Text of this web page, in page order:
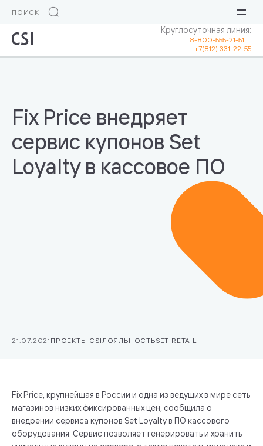
Круглосуточная линия:
8-800-555-21-51
+7(812) 331-22-55
Fix Price внедряет
сервис купонов Set
Loyalty в кассовое ПО
21.07.2021 ПРОЕКТЫ CSI ЛОЯЛЬНОСТЬSET RETAIL
Fix Price, крупнейшая в России и одна из ведущих в мире сеть
магазинов низких фиксированных цен, сообщила о
внедрении сервиса купонов Set Loyalty в ПО кассового
оборудования. Сервис позволяет генерировать и хранить